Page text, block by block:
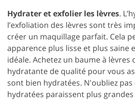
Hydrater et exfolier les lèvres.
l’exfoliation des lèvres sont très
créer un maquillage parfait. Cela
apparence plus lisse et plus saine
idéale. Achetez un baume à lèvres
hydratante de qualité pour vous
sont bien hydratées. N'oubliez
hydratées paraissent plus